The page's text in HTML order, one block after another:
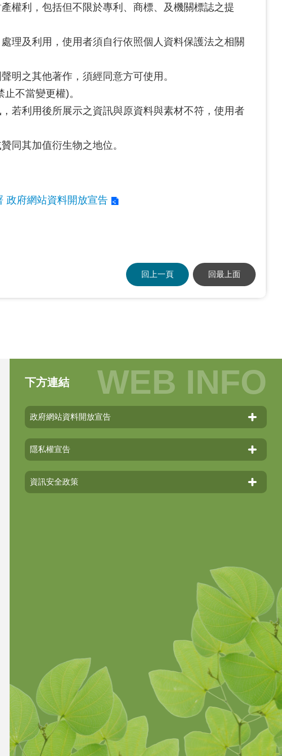
權利，包括但不限於專利、商標、及機關標誌之提
理及利用，使用者須自行依照個人資料保護法之相關
明之其他著作，須經同意方可使用。
不當變更權)。
若利用後所展示之資訊與原資料與素材不符，使用者
同其加值衍生物之地位。
政府網站資料開放宣告
回上一頁 回最上面
下方連結
政府網站資料開放宣告
隱私權宣告
資訊安全政策